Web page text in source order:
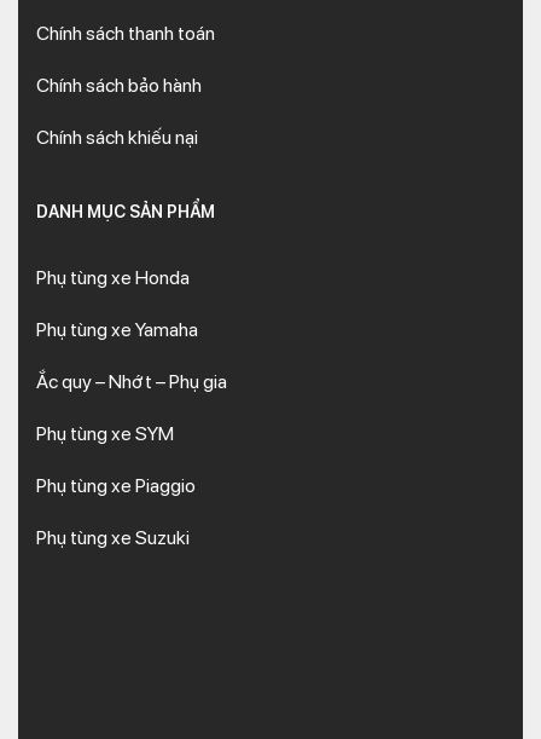
Chính sách thanh toán
Chính sách bảo hành
Chính sách khiếu nại
DANH MỤC SẢN PHẨM
Phụ tùng xe Honda
Phụ tùng xe Yamaha
Ắc quy – Nhớt – Phụ gia
Phụ tùng xe SYM
Phụ tùng xe Piaggio
Phụ tùng xe Suzuki